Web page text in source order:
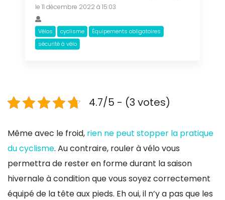
le 11 décembre 2022 à 15:03
Vélos cyclisme
Équipements obligatoires
sécurité à vélo
4.7/5 - (3 votes)
Même avec le froid, rien ne peut stopper la pratique
du cyclisme. Au contraire, rouler à vélo vous
permettra de rester en forme durant la saison
hivernale à condition que vous soyez correctement
équipé de la tête aux pieds. Eh oui, il n’y a pas que les